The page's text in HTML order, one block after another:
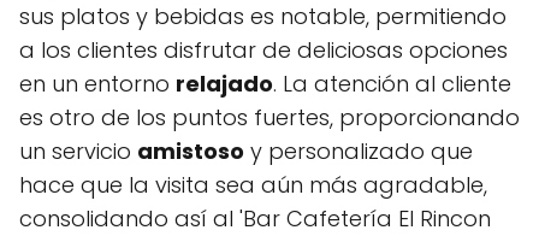
sus platos y bebidas es notable, permitiendo
a los clientes disfrutar de deliciosas opciones
en un entorno relajado. La atención al cliente
es otro de los puntos fuertes, proporcionando
un servicio amistoso y personalizado que
hace que la visita sea aún más agradable,
consolidando así al 'Bar Cafetería El Rincon